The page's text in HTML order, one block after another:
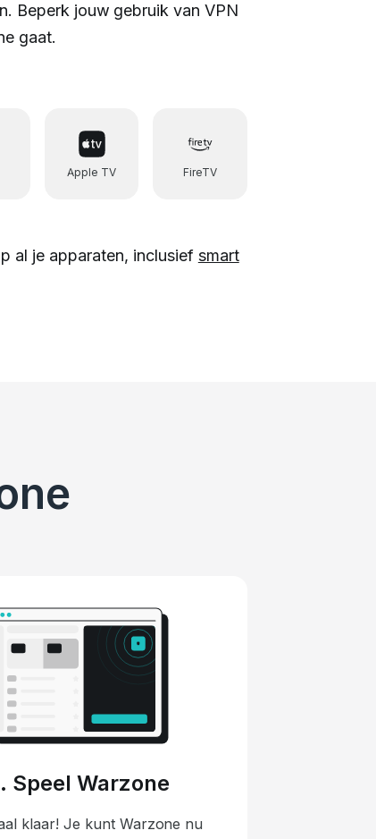
Beperk jouw gebruik van VPN
gaat.
Apple TV FireTV
al je apparaten, inclusief smart
Speel Warzone
klaar! Je kunt Warzone nu